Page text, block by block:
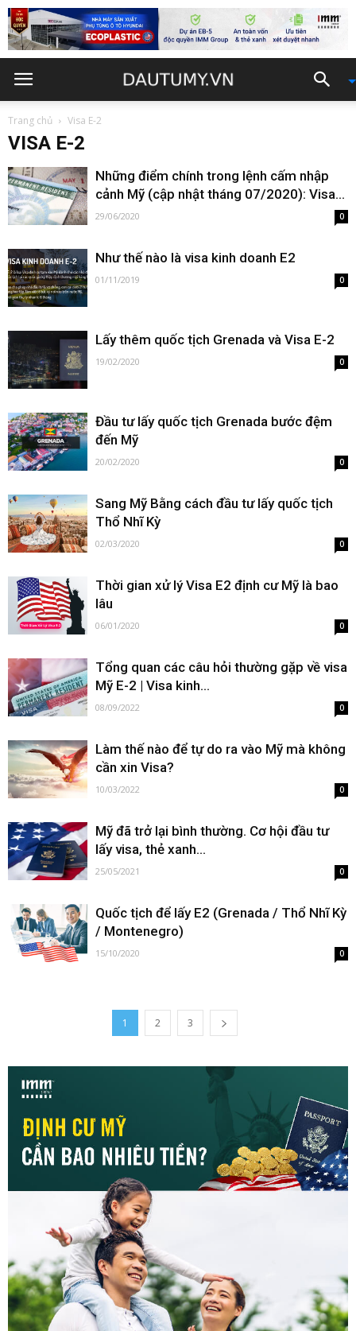
Trang chủ Visa E-2
VISA E-2
Những điểm chính trong lệnh cấm nhập
cảnh Mỹ (cập nhật tháng 07/2020): Visa...
29/06/2020 0
Như thế nào là visa kinh doanh E2
01/11/2019 0
Lấy thêm quốc tịch Grenada và Visa E-2
19/02/2020 0
Đầu tư lấy quốc tịch Grenada bước đệm
đến Mỹ
20/02/2020 0
Sang Mỹ Bằng cách đầu tư lấy quốc tịch
Thổ Nhĩ Kỳ
02/03/2020 0
Thời gian xử lý Visa E2 định cư Mỹ là bao
lâu
06/01/2020 0
Tổng quan các câu hỏi thường gặp về visa
Mỹ E-2 | Visa kinh...
08/09/2022 0
Làm thế nào để tự do ra vào Mỹ mà không
cần xin Visa?
10/03/2022 0
Mỹ đã trở lại bình thường. Cơ hội đầu tư
lấy visa, thẻ xanh...
25/05/2021 0
Quốc tịch để lấy E2 (Grenada / Thổ Nhĩ Kỳ
/ Montenegro)
15/10/2020 0
1 2 3